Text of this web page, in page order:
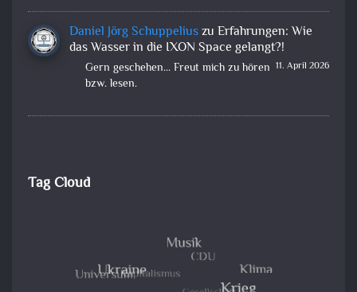
Daniel Jörg Schuppeliuszu Erfahrungen: Wie
das Wasser in die IXON Space gelangt?!
11. April 2026
Gern geschehen... Freut mich zu hören
bzw. lesen.
Tag Cloud